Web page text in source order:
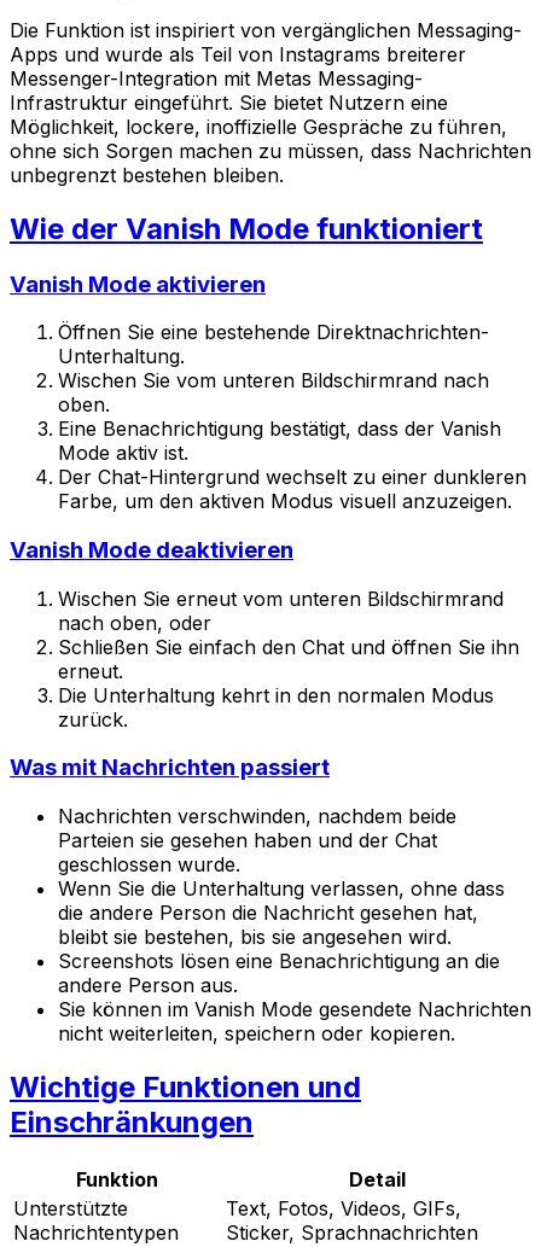
Die Funktion ist inspiriert von vergänglichen Messaging-
Apps und wurde als Teil von Instagrams breiterer
Messenger-Integration mit Metas Messaging-
Infrastruktur eingeführt. Sie bietet Nutzern eine
Möglichkeit, lockere, inoffizielle Gespräche zu führen,
ohne sich Sorgen machen zu müssen, dass Nachrichten
unbegrenzt bestehen bleiben.
Wie der Vanish Mode funktioniert
Vanish Mode aktivieren
Öffnen Sie eine bestehende Direktnachrichten-
Unterhaltung.
Wischen Sie vom unteren Bildschirmrand nach
oben.
Eine Benachrichtigung bestätigt, dass der Vanish
Mode aktiv ist.
Der Chat-Hintergrund wechselt zu einer dunkleren
Farbe, um den aktiven Modus visuell anzuzeigen.
Vanish Mode deaktivieren
Wischen Sie erneut vom unteren Bildschirmrand
nach oben, oder
Schließen Sie einfach den Chat und öffnen Sie ihn
erneut.
Die Unterhaltung kehrt in den normalen Modus
zurück.
Was mit Nachrichten passiert
Nachrichten verschwinden, nachdem beide
Parteien sie gesehen haben und der Chat
geschlossen wurde.
Wenn Sie die Unterhaltung verlassen, ohne dass
die andere Person die Nachricht gesehen hat,
bleibt sie bestehen, bis sie angesehen wird.
Screenshots lösen eine Benachrichtigung an die
andere Person aus.
Sie können im Vanish Mode gesendete Nachrichten
nicht weiterleiten, speichern oder kopieren.
Wichtige Funktionen und
Einschränkungen
Funktion
Detail
Unterstützte
Nachrichtentypen
Text, Fotos, Videos, GIFs,
Sticker, Sprachnachrichten